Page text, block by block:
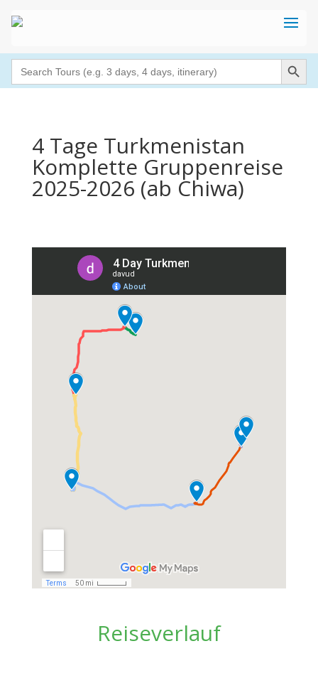
Search
for:
Search Button
4 Tage Turkmenistan
Komplette Gruppenreise
2025-2026 (ab Chiwa)
Reiseverlauf